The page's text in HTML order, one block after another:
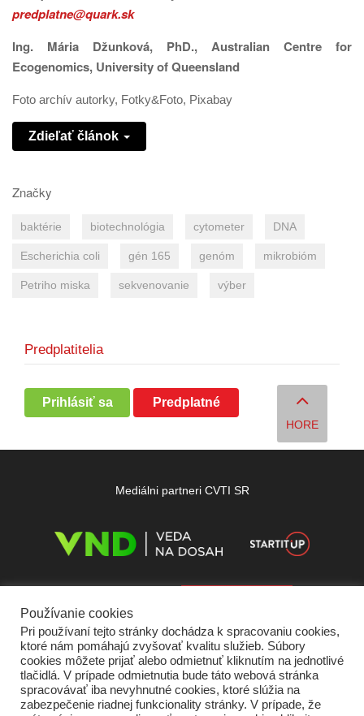
predplatne@quark.sk
Ing. Mária Džunková, PhD., Australian Centre for
Ecogenomics, University of Queensland
Foto archív autorky, Fotky&Foto, Pixabay
Zdieľať článok
Značky
baktérie biotechnológia cytometer DNA
Escherichia coli gén 165 genóm mikrobióm
Petriho miska sekvenovanie výber
Predplatitelia
Prihlásiť sa Predplatné
HORE
Mediálni partneri CVTI SR
Používanie cookies
Pri používaní tejto stránky dochádza k spracovaniu cookies,
ktoré nám pomáhajú zvyšovať kvalitu služieb. Súbory
cookies môžete prijať alebo odmietnuť kliknutím na jednotlivé
tlačidlá. V prípade odmietnutia bude táto webová stránka
spracovávať iba nevyhnutné cookies, ktoré slúžia na
zabezpečenie riadnej funkcionality stránky. V prípade, že